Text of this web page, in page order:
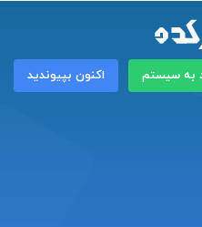
به سیستم اکنون بپیوندید